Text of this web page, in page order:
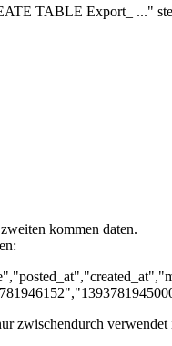
TABLE Export_ ..."
kommen daten.
zwischendurch